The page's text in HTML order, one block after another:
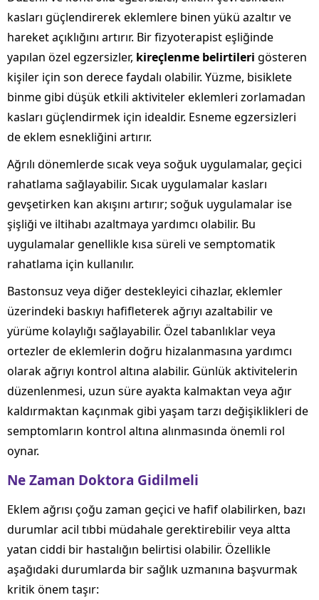
kasları güçlendirerek eklemlere binen yükü azaltır ve
hareket açıklığını artırır. Bir fizyoterapist eşliğinde
yapılan özel egzersizler, kireçlenme belirtileri gösteren
kişiler için son derece faydalı olabilir. Yüzme, bisiklete
binme gibi düşük etkili aktiviteler eklemleri zorlamadan
kasları güçlendirmek için idealdir. Esneme egzersizleri
de eklem esnekliğini artırır.
Ağrılı dönemlerde sıcak veya soğuk uygulamalar, geçici
rahatlama sağlayabilir. Sıcak uygulamalar kasları
gevşetirken kan akışını artırır; soğuk uygulamalar ise
şişliği ve iltihabı azaltmaya yardımcı olabilir. Bu
uygulamalar genellikle kısa süreli ve semptomatik
rahatlama için kullanılır.
Bastonsuz veya diğer destekleyici cihazlar, eklemler
üzerindeki baskıyı hafifleterek ağrıyı azaltabilir ve
yürüme kolaylığı sağlayabilir. Özel tabanlıklar veya
ortezler de eklemlerin doğru hizalanmasına yardımcı
olarak ağrıyı kontrol altına alabilir. Günlük aktivitelerin
düzenlenmesi, uzun süre ayakta kalmaktan veya ağır
kaldırmaktan kaçınmak gibi yaşam tarzı değişiklikleri de
semptomların kontrol altına alınmasında önemli rol
oynar.
Ne Zaman Doktora Gidilmeli
Eklem ağrısı çoğu zaman geçici ve hafif olabilirken, bazı
durumlar acil tıbbi müdahale gerektirebilir veya altta
yatan ciddi bir hastalığın belirtisi olabilir. Özellikle
aşağıdaki durumlarda bir sağlık uzmanına başvurmak
kritik önem taşır: